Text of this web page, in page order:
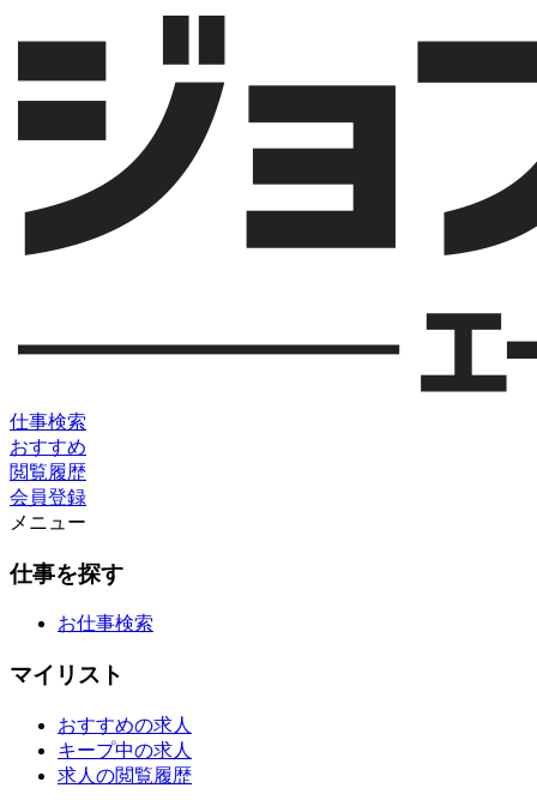
仕事検索
おすすめ
閲覧履歴
会員登録
メニュー
仕事を探す
お仕事検索
マイリスト
おすすめの求人
キープ中の求人
求人の閲覧履歴